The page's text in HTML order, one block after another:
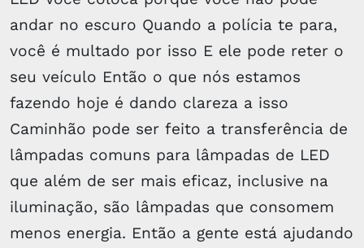
andar no escuro Quando a polícia te para,
você é multado por isso E ele pode reter o
seu veículo Então o que nós estamos
fazendo hoje é dando clareza a isso
Caminhão pode ser feito a transferência de
lâmpadas comuns para lâmpadas de LED
que além de ser mais eficaz, inclusive na
iluminação, são lâmpadas que consomem
menos energia. Então a gente está ajudando